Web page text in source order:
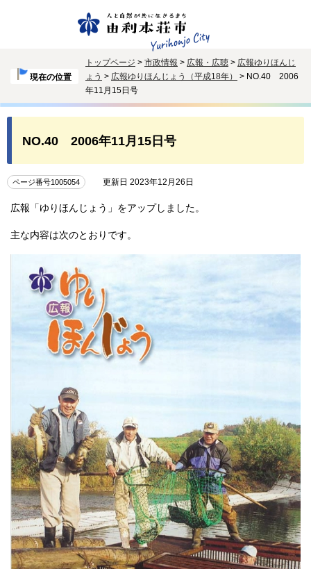
現在の位置
トップページ > 市政情報 > 広報・広聴 > 広報ゆりほんじ
ょう > 広報ゆりほんじょう（平成18年）
> NO.40 2006
年11月15日号
NO.40 2006年11月15日号
ページ番号1005054 更新日 2023年12月26日
広報「ゆりほんじょう」をアップしました。
主な内容は次のとおりです。